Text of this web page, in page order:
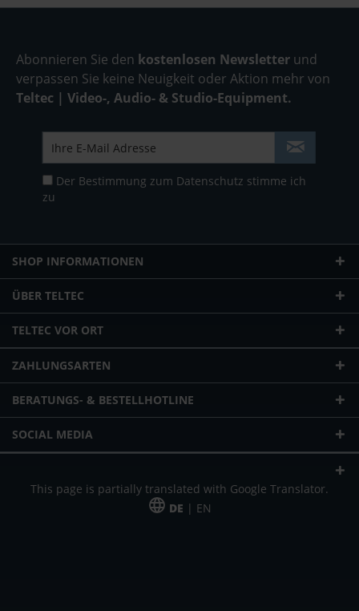
Abonnieren Sie den kostenlosen Newsletter und
verpassen Sie keine Neuigkeit oder Aktion mehr von
Teltec | Video-, Audio- & Studio-Equipment.
Der Bestimmung zum Datenschutz stimme ich
zu
SHOP INFORMATIONEN
ÜBER TELTEC
TELTEC VOR ORT
ZAHLUNGSARTEN
BERATUNGS- & BESTELLHOTLINE
SOCIAL MEDIA
This page is partially translated with Google Translator.
DE | EN